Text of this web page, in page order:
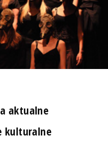
aktualne
kulturalne